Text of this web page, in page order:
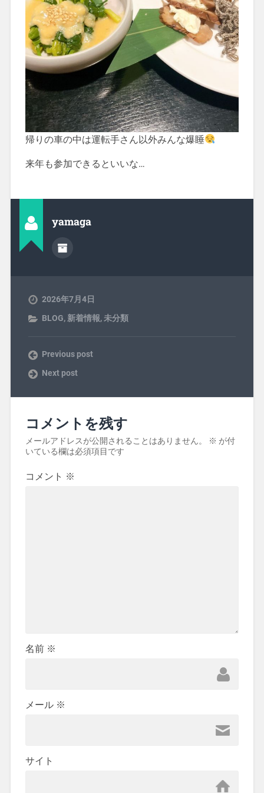
帰りの車の中は運転手さん以外みんな爆睡
来年も参加できるといいな…
yamaga
2026年7月4日
BLOG, 新着情報, 未分類
Previous post
Next post
コメントを残す
メールアドレスが公開されることはありません。 ※ が付
いている欄は必須項目です
コメント ※
名前 ※
メール ※
サイト